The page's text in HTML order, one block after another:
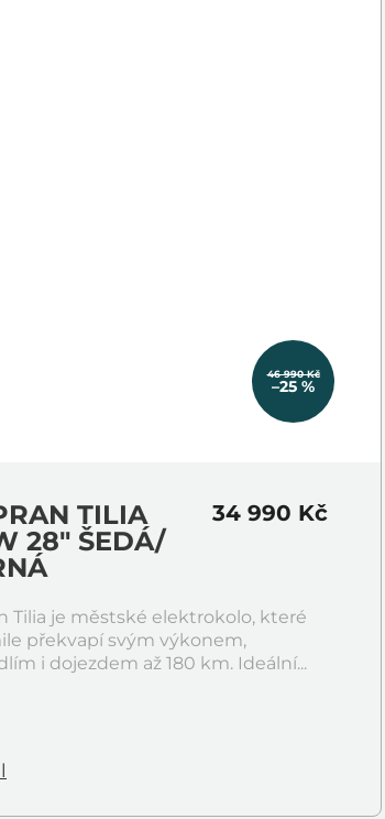
46 990 Kč
–25 %
TILIA
28" ŠEDÁ/
34 990 Kč
Tilia je městské elektrokolo, které
překvapí svým výkonem,
i dojezdem až 180 km. Ideální...